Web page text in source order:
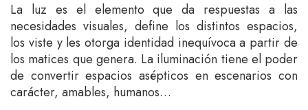
La luz es el elemento que da respuestas a las
necesidades visuales, define los distintos espacios,
los viste y les otorga identidad inequívoca a partir de
los matices que genera. La iluminación tiene el poder
de convertir espacios asépticos en escenarios con
carácter, amables, humanos…